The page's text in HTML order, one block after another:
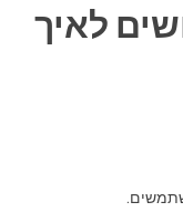
לאיך